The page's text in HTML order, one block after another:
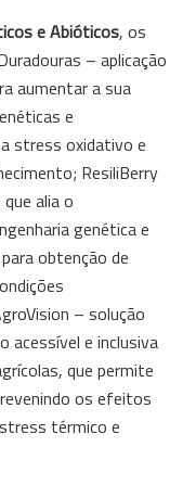
e Abióticos, os
– aplicação
aumentar a sua
e
stress oxidativo e
ResiliBerry
alia o
genética e
obtenção de
– solução
acessível e inclusiva
que permite
os efeitos
térmico e